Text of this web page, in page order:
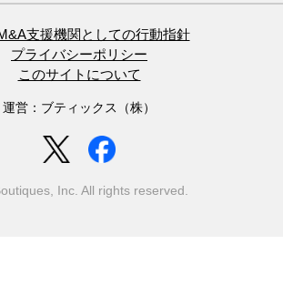
支援機関としての行動指針
プライバシーポリシー
このサイトについて
運営：ブティックス（株）
Inc. All rights reserved.